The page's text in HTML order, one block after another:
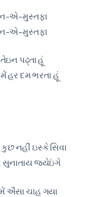
એ-મુસ્તફા
એ-મુસ્તફા
પઢ્તા હૂં
હર દમ ભરતા હૂં
નહીં ઇસ્કે સિવા
જયેઇંગે
ઐસા ચાહ ગયા